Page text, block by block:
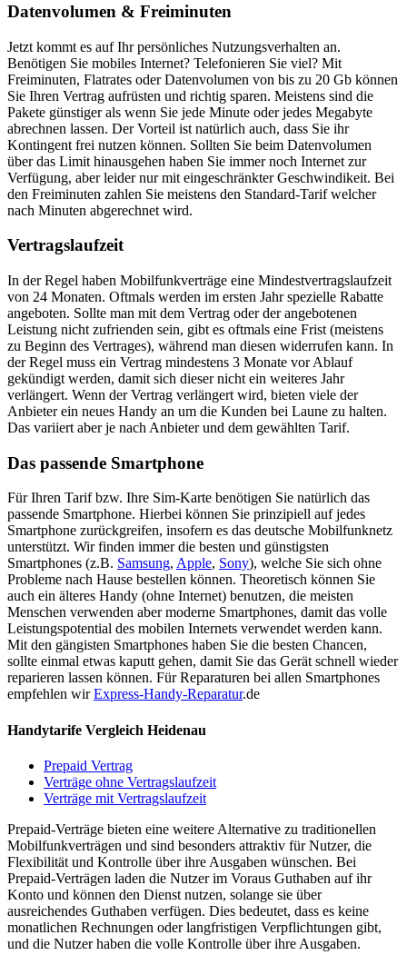
Datenvolumen & Freiminuten
Jetzt kommt es auf Ihr persönliches Nutzungsverhalten an.
Benötigen Sie mobiles Internet? Telefonieren Sie viel? Mit
Freiminuten, Flatrates oder Datenvolumen von bis zu 20 Gb können
Sie Ihren Vertrag aufrüsten und richtig sparen. Meistens sind die
Pakete günstiger als wenn Sie jede Minute oder jedes Megabyte
abrechnen lassen. Der Vorteil ist natürlich auch, dass Sie ihr
Kontingent frei nutzen können. Sollten Sie beim Datenvolumen
über das Limit hinausgehen haben Sie immer noch Internet zur
Verfügung, aber leider nur mit eingeschränkter Geschwindikeit. Bei
den Freiminuten zahlen Sie meistens den Standard-Tarif welcher
nach Minuten abgerechnet wird.
Vertragslaufzeit
In der Regel haben Mobilfunkverträge eine Mindestvertragslaufzeit
von 24 Monaten. Oftmals werden im ersten Jahr spezielle Rabatte
angeboten. Sollte man mit dem Vertrag oder der angebotenen
Leistung nicht zufrienden sein, gibt es oftmals eine Frist (meistens
zu Beginn des Vertrages), während man diesen widerrufen kann. In
der Regel muss ein Vertrag mindestens 3 Monate vor Ablauf
gekündigt werden, damit sich dieser nicht ein weiteres Jahr
verlängert. Wenn der Vertrag verlängert wird, bieten viele der
Anbieter ein neues Handy an um die Kunden bei Laune zu halten.
Das variiert aber je nach Anbieter und dem gewählten Tarif.
Das passende Smartphone
Für Ihren Tarif bzw. Ihre Sim-Karte benötigen Sie natürlich das
passende Smartphone. Hierbei können Sie prinzipiell auf jedes
Smartphone zurückgreifen, insofern es das deutsche Mobilfunknetz
unterstützt. Wir finden immer die besten und günstigsten
Smartphones (z.B. Samsung, Apple, Sony), welche Sie sich ohne
Probleme nach Hause bestellen können. Theoretisch können Sie
auch ein älteres Handy (ohne Internet) benutzen, die meisten
Menschen verwenden aber moderne Smartphones, damit das volle
Leistungspotential des mobilen Internets verwendet werden kann.
Mit den gängisten Smartphones haben Sie die besten Chancen,
sollte einmal etwas kaputt gehen, damit Sie das Gerät schnell wieder
reparieren lassen können. Für Reparaturen bei allen Smartphones
empfehlen wirExpress-Handy-Reparatur.de
Handytarife Vergleich Heidenau
Prepaid Vertrag
Verträge ohne Vertragslaufzeit
Verträge mit Vertragslaufzeit
Prepaid-Verträge bieten eine weitere Alternative zu traditionellen
Mobilfunkverträgen und sind besonders attraktiv für Nutzer, die
Flexibilität und Kontrolle über ihre Ausgaben wünschen. Bei
Prepaid-Verträgen laden die Nutzer im Voraus Guthaben auf ihr
Konto und können den Dienst nutzen, solange sie über
ausreichendes Guthaben verfügen. Dies bedeutet, dass es keine
monatlichen Rechnungen oder langfristigen Verpflichtungen gibt,
und die Nutzer haben die volle Kontrolle über ihre Ausgaben.